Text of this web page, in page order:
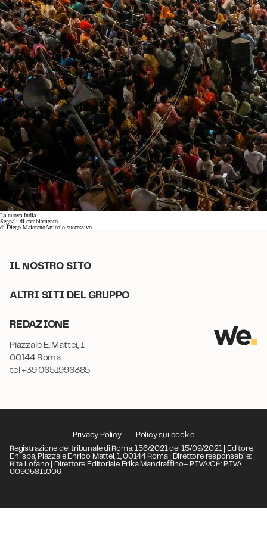
La nuova India
Segnali di cambiamento
di Diego MaioranoArticolo successivo
IL NOSTRO SITO
ALTRI SITI DEL GRUPPO
REDAZIONE
Piazzale E. Mattei, 1
00144 Roma
tel +39 0651996385
Privacy Policy
Policy sui cookie
Registrazione del tribunale di Roma: 156/2021 del 15/09/2021 | Editore:
Eni spa, Piazzale Enrico Mattei, 1, 00144 Roma | Direttore responsabile:
Rita Lofano | Direttore Editoriale Erika Mandraffino– P.IVA/CF: P.IVA
00905811006